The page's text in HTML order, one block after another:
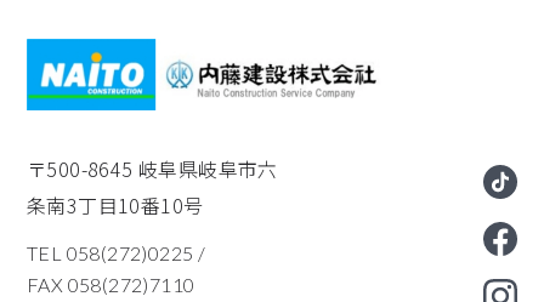
〒500-8645 岐阜県岐阜市六
条南3丁目10番10号
TEL 058(272)0225 /
FAX 058(272)7110